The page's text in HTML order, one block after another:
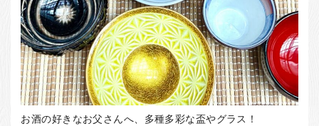
お酒の好きなお父さんへ、多種多彩な盃やグラス！